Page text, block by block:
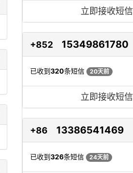
立即接收短信
+852 15349861780
已收到320条短信 20天前
立即接收短信
+86 13386541469
已收到326条短信 24天前